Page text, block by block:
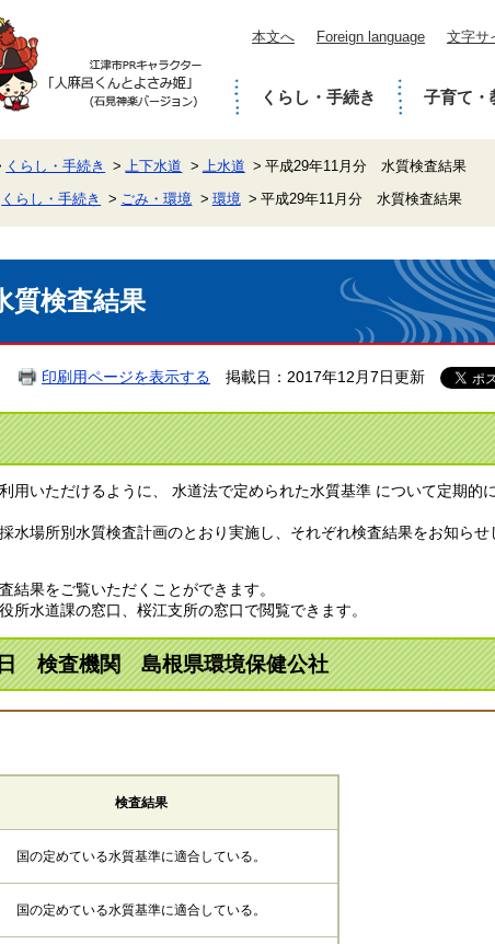
本文へ Foreign language 文字サ
くらし・手続き 子育て・
くらし・手続き 上下水道 上水道 平成29年11月分 水質検査結果
くらし・手続き ごみ・環境 環境 平成29年11月分 水質検査結果
検査結果
印刷用ページを表示する 掲載日：2017年12月7日更新
用いただけるように、 水道法で定められた水質基準 について定期的
水場所別水質検査計画のとおり実施し、それぞれ検査結果をお知らせ
果をご覧いただくことができます。
水道課の窓口、桜江支所の窓口で閲覧できます。
検査機関 島根県環境保健公社
検査結果
国の定めている水質基準に適合している。
国の定めている水質基準に適合している。